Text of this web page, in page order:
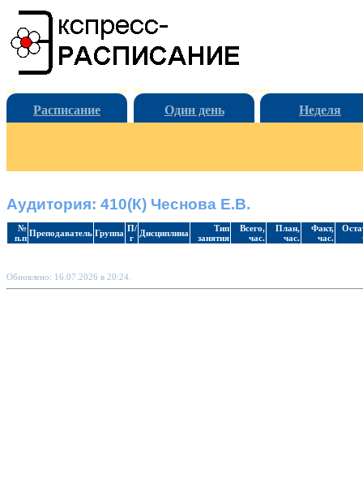
Расписание Один день Неделя
Аудитория: 410(К) Чеснова Е.В.
№
п.п Преподаватель Группа П/
г
Дисциплина
Тип
занятия
Всего,
час.
План,
час.
Факт,
час.
Обновлено: 16.07.2026 в 20:24.